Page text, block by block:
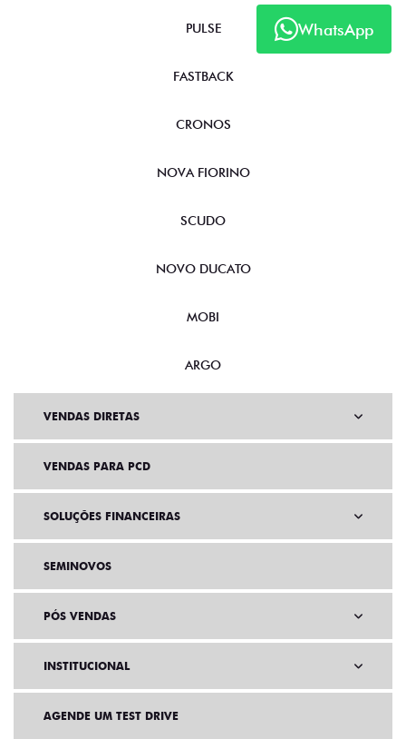
WhatsApp
PULSE
FASTBACK
CRONOS
NOVA FIORINO
SCUDO
NOVO DUCATO
MOBI
ARGO
VENDAS DIRETAS
VENDAS PARA PCD
SOLUÇÕES FINANCEIRAS
SEMINOVOS
PÓS VENDAS
INSTITUCIONAL
AGENDE UM TEST DRIVE